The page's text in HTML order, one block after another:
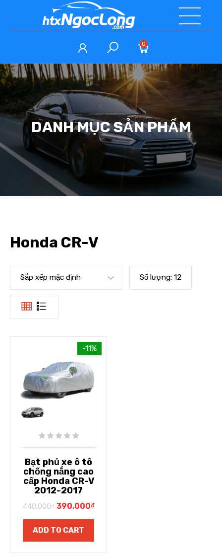
0
DANH MỤC SẢN PHẨM
Honda CR-V
Sắp xếp mặc định Số lượng: 12
-11%
Bạt phủ xe ô tô
chống nắng cao
cấp Honda CR-V
2012-2017
440,000₫ 390,000₫
ADD TO CART